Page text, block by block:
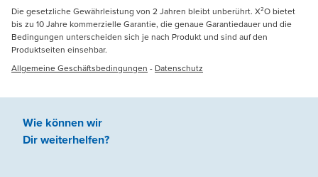
Die gesetzliche Gewährleistung von 2 Jahren bleibt unberührt. X²O bietet
bis zu 10 Jahre kommerzielle Garantie, die genaue Garantiedauer und die
Bedingungen unterscheiden sich je nach Produkt und sind auf den
Produktseiten einsehbar.
Allgemeine Geschäftsbedingungen - Datenschutz
Wie können wir
Dir weiterhelfen?